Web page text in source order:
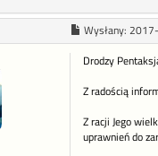
Wysłany:
Drodzy
Z radością
Z racji Jego
uprawnień do